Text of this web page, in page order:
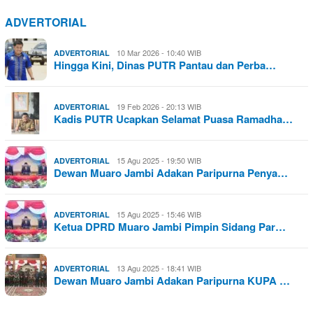
ADVERTORIAL
ADVERTORIAL 10 Mar 2026 - 10:40 WIB
Hingga Kini, Dinas PUTR Pantau dan Perba…
ADVERTORIAL 19 Feb 2026 - 20:13 WIB
Kadis PUTR Ucapkan Selamat Puasa Ramadha…
ADVERTORIAL 15 Agu 2025 - 19:50 WIB
Dewan Muaro Jambi Adakan Paripurna Penya…
ADVERTORIAL 15 Agu 2025 - 15:46 WIB
Ketua DPRD Muaro Jambi Pimpin Sidang Par…
ADVERTORIAL 13 Agu 2025 - 18:41 WIB
Dewan Muaro Jambi Adakan Paripurna KUPA …